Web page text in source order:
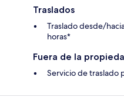
Traslados
Traslado desde/
horas*
Fuera de la
Servicio de traslado